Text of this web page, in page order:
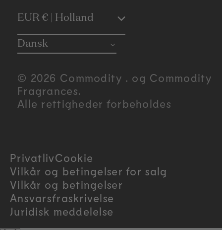
C
o
u
n
y
/
r
EUR € | Holland
Dansk
© 2026 Commodity . og Commodity
Fragrances.
Alle rettigheder forbeholdes
PrivatlivCookie
Vilkår og betingelser for salg
Vilkår og betingelser
Ansvarsfraskrivelse
Juridisk meddelelse